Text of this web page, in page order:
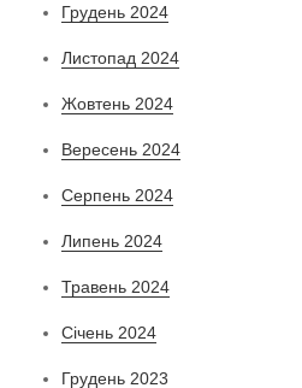
Грудень 2024
Листопад 2024
Жовтень 2024
Вересень 2024
Серпень 2024
Липень 2024
Травень 2024
Січень 2024
Грудень 2023